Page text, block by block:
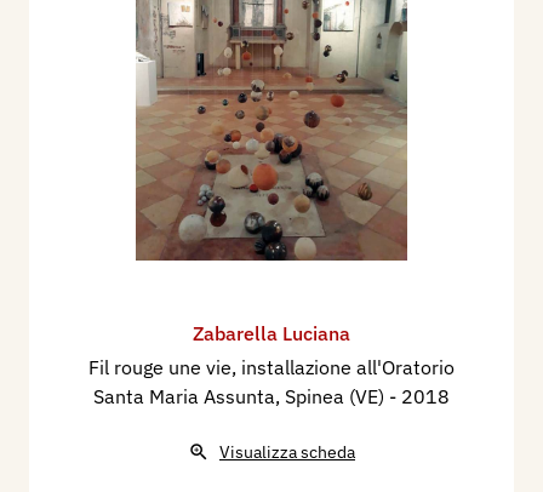
Zabarella Luciana
Fil rouge une vie, installazione all'Oratorio
Santa Maria Assunta, Spinea (VE) - 2018
Visualizza scheda